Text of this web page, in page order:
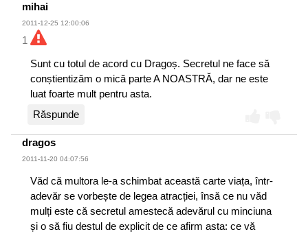
mihai
2011-12-25 12:00:06
1
Sunt cu totul de acord cu Dragoș. Secretul ne face să
conștientizăm o mică parte A NOASTRĂ, dar ne este
luat foarte mult pentru asta.
Răspunde
dragos
2011-11-20 04:07:56
Văd că multora le-a schimbat această carte viața, într-
adevăr se vorbește de legea atracției, însă ce nu văd
mulți este că secretul amestecă adevărul cu minciuna
și o să fiu destul de explicit de ce afirm asta: ce vă